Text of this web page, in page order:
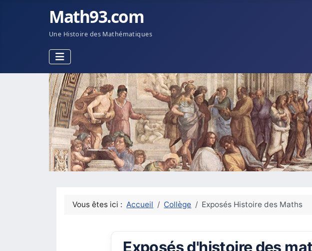
Math93.com
Une Histoire des Mathématiques
Vous êtes ici :Accueil Collège Exposés Histoire des Maths
Exposés d'histoire des